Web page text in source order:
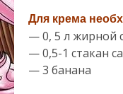
Для крема
— 0, 5 л жирной
— 0,5-1 стакан
— 3 банана